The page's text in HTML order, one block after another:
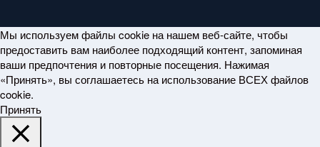
Мы используем файлы cookie на нашем веб-сайте, чтобы
предоставить вам наиболее подходящий контент, запоминая
ваши предпочтения и повторные посещения. Нажимая
«Принять», вы соглашаетесь на использование ВСЕХ файлов
cookie.
Принять